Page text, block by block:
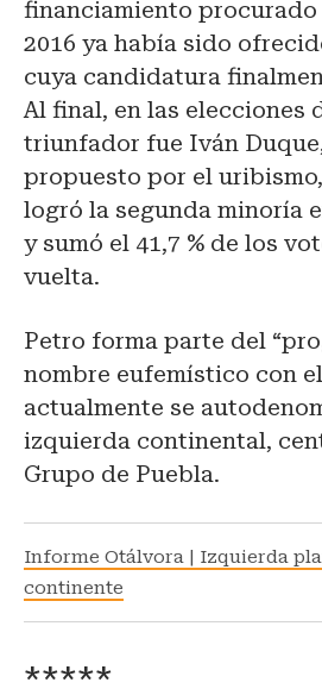
financiamiento procurado
2016 ya había sido
cuya candidatura
Al final, en las elecciones
triunfador fue Iván
propuesto por el
logró la segunda minoría
y sumó el 41,7 % de los
vuelta.
Petro forma parte del
nombre eufemístico con
actualmente se
izquierda continental,
Grupo de Puebla.
Informe Otálvora | Izquierda
continente
*****